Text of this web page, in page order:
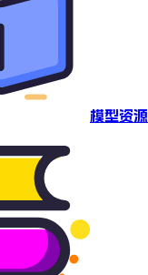
模型资源